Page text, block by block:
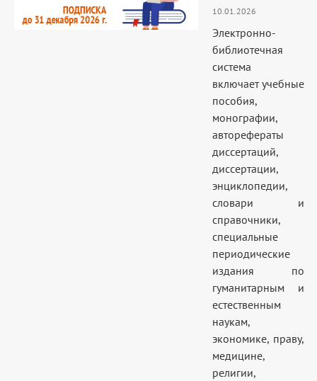
10.01.2026
Электронно-
библиотечная
система
включает учебные
пособия,
монографии,
авторефераты
диссертаций,
диссертации,
энциклопедии,
словари и
справочники,
специальные
периодические
издания по
гуманитарным и
естественным
наукам,
экономике, праву,
медицине,
религии,